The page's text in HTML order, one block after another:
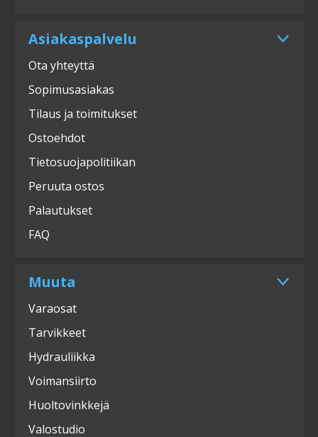
Asiakaspalvelu
Ota yhteyttä
Sopimusasiakas
Tilaus ja toimitukset
Ostoehdot
Tietosuojapolitiikan
Peruuta ostos
Palautukset
FAQ
Muuta
Varaosat
Tarvikkeet
Hydrauliikka
Voimansiirto
Huoltovinkkejä
Valostudio